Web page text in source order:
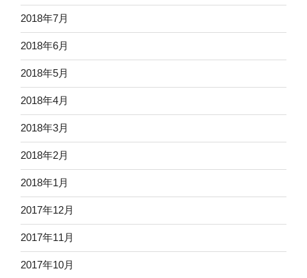
2018年7月
2018年6月
2018年5月
2018年4月
2018年3月
2018年2月
2018年1月
2017年12月
2017年11月
2017年10月